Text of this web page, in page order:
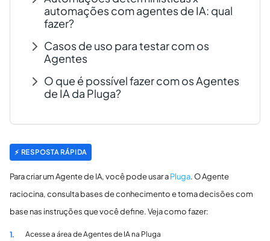
automações com agentes de IA: qual
fazer?
Casos de uso para testar com os
Agentes
O que é possível fazer com os Agentes
de IA da Pluga?
⚡ RESPOSTA RÁPIDA
Para criar um Agente de IA, você pode usar aPluga. O Agente
raciocina, consulta bases de conhecimento e toma decisões com
base nas instruções que você define. Veja como fazer:
1. Acesse a área de Agentes de IA na Pluga